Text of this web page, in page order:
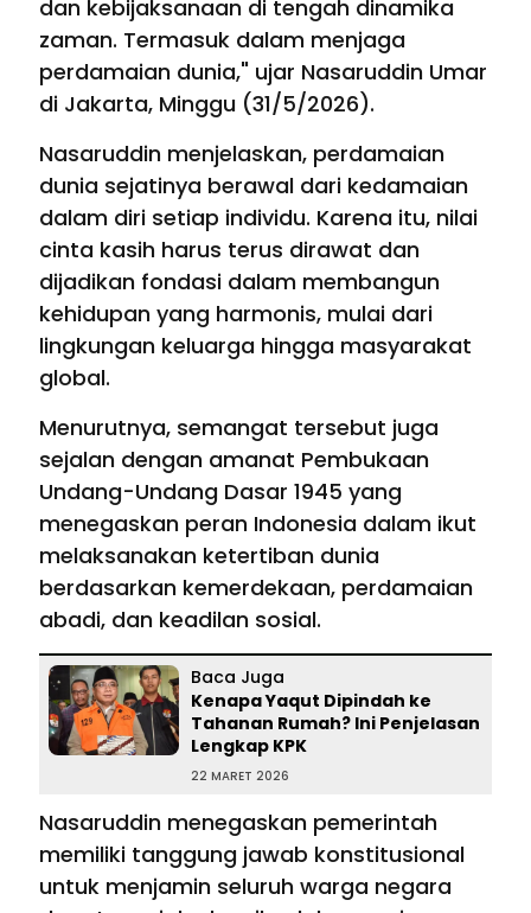
dan kebijaksanaan di tengah dinamika
zaman. Termasuk dalam menjaga
perdamaian dunia," ujar Nasaruddin Umar
di Jakarta, Minggu (31/5/2026).
Nasaruddin menjelaskan, perdamaian
dunia sejatinya berawal dari kedamaian
dalam diri setiap individu. Karena itu, nilai
cinta kasih harus terus dirawat dan
dijadikan fondasi dalam membangun
kehidupan yang harmonis, mulai dari
lingkungan keluarga hingga masyarakat
global.
Menurutnya, semangat tersebut juga
sejalan dengan amanat Pembukaan
Undang-Undang Dasar 1945 yang
menegaskan peran Indonesia dalam ikut
melaksanakan ketertiban dunia
berdasarkan kemerdekaan, perdamaian
abadi, dan keadilan sosial.
Baca Juga
Kenapa Yaqut Dipindah ke
Tahanan Rumah? Ini Penjelasan
Lengkap KPK
22 MARET 2026
Nasaruddin menegaskan pemerintah
memiliki tanggung jawab konstitusional
untuk menjamin seluruh warga negara